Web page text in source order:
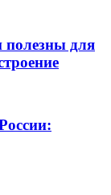
полезны для